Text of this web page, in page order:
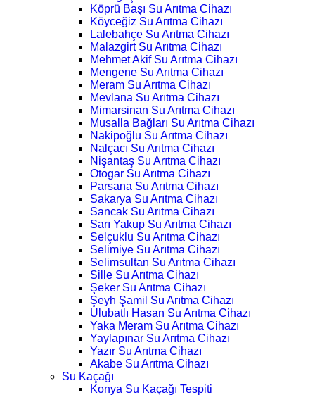
Köprü Başı Su Arıtma Cihazı
Köyceğiz Su Arıtma Cihazı
Lalebahçe Su Arıtma Cihazı
Malazgirt Su Arıtma Cihazı
Mehmet Akif Su Arıtma Cihazı
Mengene Su Arıtma Cihazı
Meram Su Arıtma Cihazı
Mevlana Su Arıtma Cihazı
Mimarsinan Su Arıtma Cihazı
Musalla Bağları Su Arıtma Cihazı
Nakipoğlu Su Arıtma Cihazı
Nalçacı Su Arıtma Cihazı
Nişantaş Su Arıtma Cihazı
Otogar Su Arıtma Cihazı
Parsana Su Arıtma Cihazı
Sakarya Su Arıtma Cihazı
Sancak Su Arıtma Cihazı
Sarı Yakup Su Arıtma Cihazı
Selçuklu Su Arıtma Cihazı
Selimiye Su Arıtma Cihazı
Selimsultan Su Arıtma Cihazı
Sille Su Arıtma Cihazı
Şeker Su Arıtma Cihazı
Şeyh Şamil Su Arıtma Cihazı
Ulubatlı Hasan Su Arıtma Cihazı
Yaka Meram Su Arıtma Cihazı
Yaylapınar Su Arıtma Cihazı
Yazır Su Arıtma Cihazı
Akabe Su Arıtma Cihazı
Su Kaçağı
Konya Su Kaçağı Tespiti